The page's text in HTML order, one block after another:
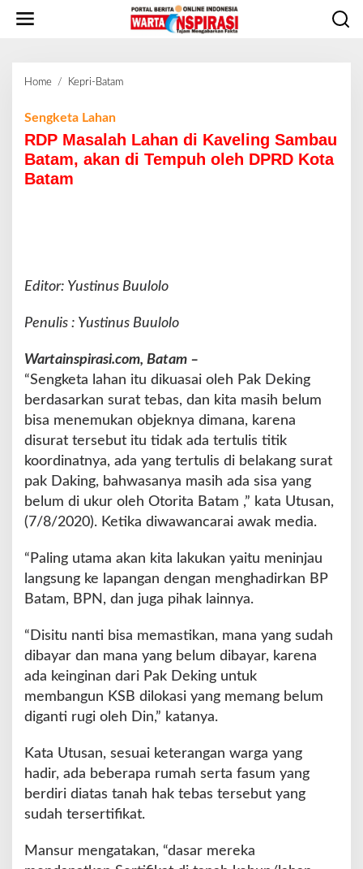
Home / Kepri-Batam
a
s
a
d
K
a
e
l
i
n
S
a
m
a
B
a
a
m
a
k
a
d
T
e
m
u
Sengketa Lahan
RDP Masalah Lahan di Kaveling Sambau
Batam, akan di Tempuh oleh DPRD Kota
Batam
Editor: Yustinus Buulolo
Penulis : Yustinus Buulolo
Wartainspirasi.com, Batam –
“Sengketa lahan itu dikuasai oleh Pak Deking
berdasarkan surat tebas, dan kita masih belum
bisa menemukan objeknya dimana, karena
disurat tersebut itu tidak ada tertulis titik
koordinatnya, ada yang tertulis di belakang surat
pak Daking, bahwasanya masih ada sisa yang
belum di ukur oleh Otorita Batam ,” kata Utusan,
(7/8/2020). Ketika diwawancarai awak media.
“Paling utama akan kita lakukan yaitu meninjau
langsung ke lapangan dengan menghadirkan BP
Batam, BPN, dan juga pihak lainnya.
“Disitu nanti bisa memastikan, mana yang sudah
dibayar dan mana yang belum dibayar, karena
ada keinginan dari Pak Deking untuk
membangun KSB dilokasi yang memang belum
diganti rugi oleh Din,” katanya.
Kata Utusan, sesuai keterangan warga yang
hadir, ada beberapa rumah serta fasum yang
berdiri diatas tanah hak tebas tersebut yang
sudah tersertifikat.
Mansur mengatakan, “dasar mereka